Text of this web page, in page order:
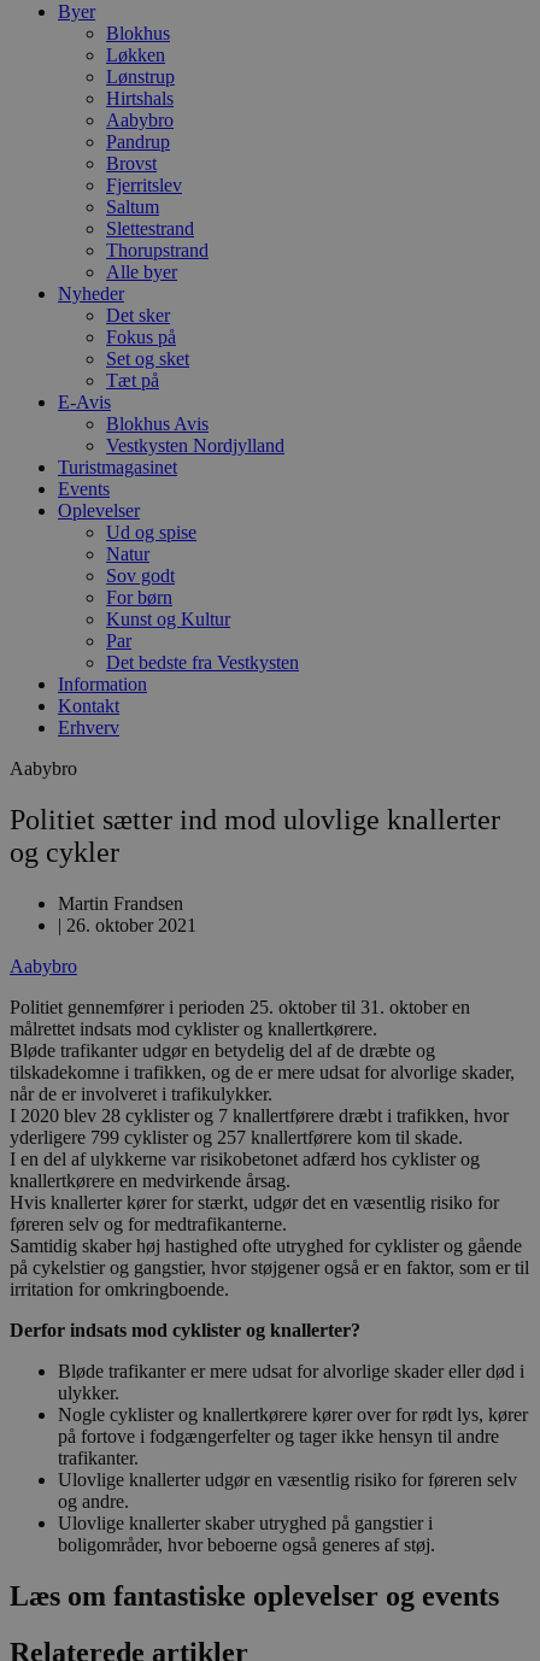
Byer
Blokhus
Løkken
Lønstrup
Hirtshals
Aabybro
Pandrup
Brovst
Fjerritslev
Saltum
Slettestrand
Thorupstrand
Alle byer
Nyheder
Det sker
Fokus på
Set og sket
Tæt på
E-Avis
Blokhus Avis
Vestkysten Nordjylland
Turistmagasinet
Events
Oplevelser
Ud og spise
Natur
Sov godt
For børn
Kunst og Kultur
Par
Det bedste fra Vestkysten
Information
Kontakt
Erhverv
Aabybro
Politiet sætter ind mod ulovlige knallerter
og cykler
Martin Frandsen
| 26. oktober 2021
Aabybro
Politiet gennemfører i perioden 25. oktober til 31. oktober en
målrettet indsats mod cyklister og knallertkørere.
Bløde trafikanter udgør en betydelig del af de dræbte og
tilskadekomne i trafikken, og de er mere udsat for alvorlige skader,
når de er involveret i trafikulykker.
I 2020 blev 28 cyklister og 7 knallertførere dræbt i trafikken, hvor
yderligere 799 cyklister og 257 knallertførere kom til skade.
I en del af ulykkerne var risikobetonet adfærd hos cyklister og
knallertkørere en medvirkende årsag.
Hvis knallerter kører for stærkt, udgør det en væsentlig risiko for
føreren selv og for medtrafikanterne.
Samtidig skaber høj hastighed ofte utryghed for cyklister og gående
på cykelstier og gangstier, hvor støjgener også er en faktor, som er til
irritation for omkringboende.
Derfor indsats mod cyklister og knallerter?
Bløde trafikanter er mere udsat for alvorlige skader eller død i
ulykker.
Nogle cyklister og knallertkørere kører over for rødt lys, kører
på fortove i fodgængerfelter og tager ikke hensyn til andre
trafikanter.
Ulovlige knallerter udgør en væsentlig risiko for føreren selv
og andre.
Ulovlige knallerter skaber utryghed på gangstier i
boligområder, hvor beboerne også generes af støj.
Læs om fantastiske oplevelser og events
Relaterede artikler